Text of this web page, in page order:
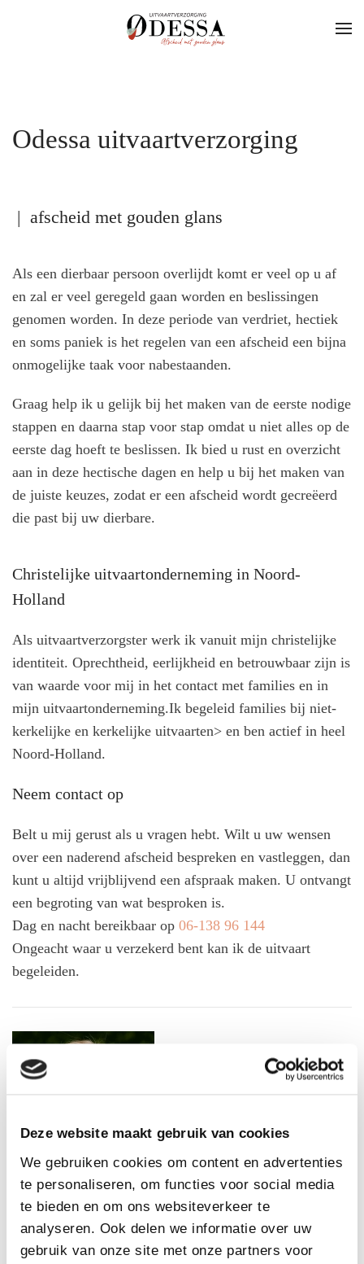
Deze website maakt gebruik van cookies
We gebruiken cookies om content en advertenties
te personaliseren, om functies voor social media
te bieden en om ons websiteverkeer te
analyseren. Ook delen we informatie over uw
gebruik van onze site met onze partners voor
Odessa uitvaartverzorging
| afscheid met gouden glans
Als een dierbaar persoon overlijdt komt er veel op u af
en zal er veel geregeld gaan worden en beslissingen
genomen worden. In deze periode van verdriet, hectiek
en soms paniek is het regelen van een afscheid een bijna
onmogelijke taak voor nabestaanden.
Graag help ik u gelijk bij het maken van de eerste nodige
stappen en daarna stap voor stap omdat u niet alles op de
eerste dag hoeft te beslissen. Ik bied u rust en overzicht
aan in deze hectische dagen en help u bij het maken van
de juiste keuzes, zodat er een afscheid wordt gecreëerd
die past bij uw dierbare.
Christelijke uitvaartonderneming in Noord-
Holland
Als uitvaartverzorgster werk ik vanuit mijn christelijke
identiteit. Oprechtheid, eerlijkheid en betrouwbaar zijn is
van waarde voor mij in het contact met families en in
mijn uitvaartonderneming.Ik begeleid families bij niet-
kerkelijke en kerkelijke uitvaarten> en ben actief in heel
Noord-Holland.
Neem contact op
Belt u mij gerust als u vragen hebt. Wilt u uw wensen
over een naderend afscheid bespreken en vastleggen, dan
kunt u altijd vrijblijvend een afspraak maken. U ontvangt
een begroting van wat besproken is.
Dag en nacht bereikbaar op 06-138 96 144
Ongeacht waar u verzekerd bent kan ik de uitvaart
begeleiden.